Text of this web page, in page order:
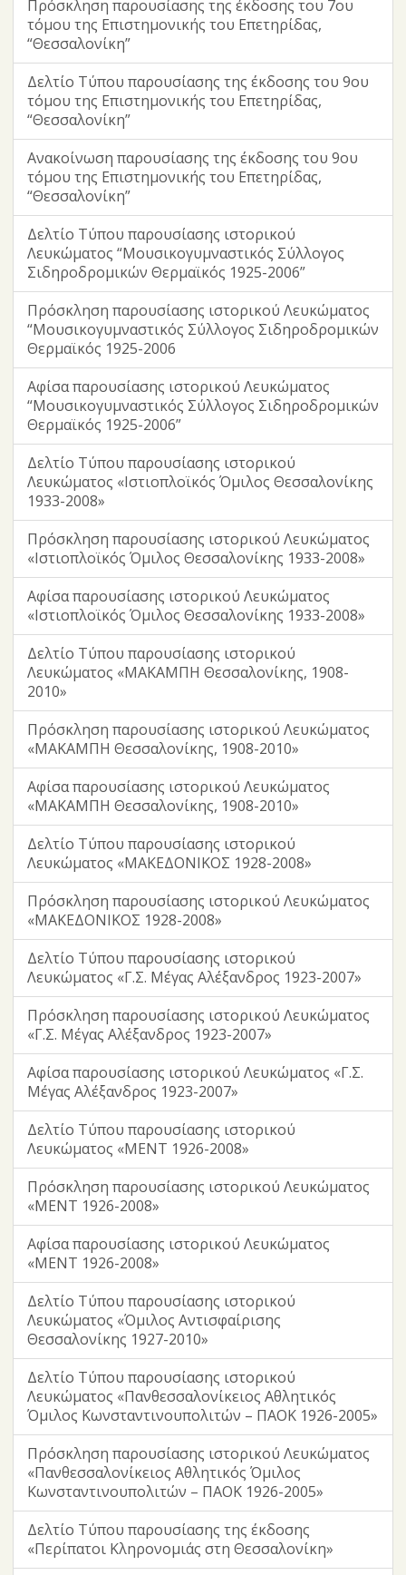
Πρόσκληση παρουσίασης της έκδοσης του 7ου
τόμου της Επιστημονικής του Επετηρίδας,
“Θεσσαλονίκη”
Δελτίο Τύπου παρουσίασης της έκδοσης του 9ου
τόμου της Επιστημονικής του Επετηρίδας,
“Θεσσαλονίκη”
Ανακοίνωση παρουσίασης της έκδοσης του 9ου
τόμου της Επιστημονικής του Επετηρίδας,
“Θεσσαλονίκη”
Δελτίο Τύπου παρουσίασης ιστορικού
Λευκώματος “Μουσικογυμναστικός Σύλλογος
Σιδηροδρομικών Θερμαϊκός 1925-2006”
Πρόσκληση παρουσίασης ιστορικού Λευκώματος
“Μουσικογυμναστικός Σύλλογος Σιδηροδρομικών
Θερμαϊκός 1925-2006
Αφίσα παρουσίασης ιστορικού Λευκώματος
“Μουσικογυμναστικός Σύλλογος Σιδηροδρομικών
Θερμαϊκός 1925-2006”
Δελτίο Τύπου παρουσίασης ιστορικού
Λευκώματος «Ιστιοπλοϊκός Όμιλος Θεσσαλονίκης
1933-2008»
Πρόσκληση παρουσίασης ιστορικού Λευκώματος
«Ιστιοπλοϊκός Όμιλος Θεσσαλονίκης 1933-2008»
Αφίσα παρουσίασης ιστορικού Λευκώματος
«Ιστιοπλοϊκός Όμιλος Θεσσαλονίκης 1933-2008»
Δελτίο Τύπου παρουσίασης ιστορικού
Λευκώματος «ΜΑΚΑΜΠΗ Θεσσαλονίκης, 1908-
2010»
Πρόσκληση παρουσίασης ιστορικού Λευκώματος
«ΜΑΚΑΜΠΗ Θεσσαλονίκης, 1908-2010»
Αφίσα παρουσίασης ιστορικού Λευκώματος
«ΜΑΚΑΜΠΗ Θεσσαλονίκης, 1908-2010»
Δελτίο Τύπου παρουσίασης ιστορικού
Λευκώματος «ΜΑΚΕΔΟΝΙΚΟΣ 1928-2008»
Πρόσκληση παρουσίασης ιστορικού Λευκώματος
«ΜΑΚΕΔΟΝΙΚΟΣ 1928-2008»
Δελτίο Τύπου παρουσίασης ιστορικού
Λευκώματος «Γ.Σ. Μέγας Αλέξανδρος 1923-2007»
Πρόσκληση παρουσίασης ιστορικού Λευκώματος
«Γ.Σ. Μέγας Αλέξανδρος 1923-2007»
Αφίσα παρουσίασης ιστορικού Λευκώματος «Γ.Σ.
Μέγας Αλέξανδρος 1923-2007»
Δελτίο Τύπου παρουσίασης ιστορικού
Λευκώματος «ΜΕΝΤ 1926-2008»
Πρόσκληση παρουσίασης ιστορικού Λευκώματος
«ΜΕΝΤ 1926-2008»
Αφίσα παρουσίασης ιστορικού Λευκώματος
«ΜΕΝΤ 1926-2008»
Δελτίο Τύπου παρουσίασης ιστορικού
Λευκώματος «Όμιλος Αντισφαίρισης
Θεσσαλονίκης 1927-2010»
Δελτίο Τύπου παρουσίασης ιστορικού
Λευκώματος «Πανθεσσαλονίκειος Αθλητικός
Όμιλος Κωνσταντινουπολιτών – ΠΑΟΚ 1926-2005»
Πρόσκληση παρουσίασης ιστορικού Λευκώματος
«Πανθεσσαλονίκειος Αθλητικός Όμιλος
Κωνσταντινουπολιτών – ΠΑΟΚ 1926-2005»
Δελτίο Τύπου παρουσίασης της έκδοσης
«Περίπατοι Κληρονομιάς στη Θεσσαλονίκη»